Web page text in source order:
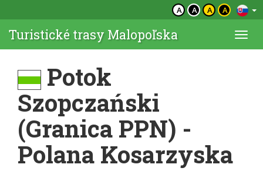
A A A A
Turistické trasy Malopoľska
Potok
Szopczański
(Granica PPN) -
Polana Kosarzyska